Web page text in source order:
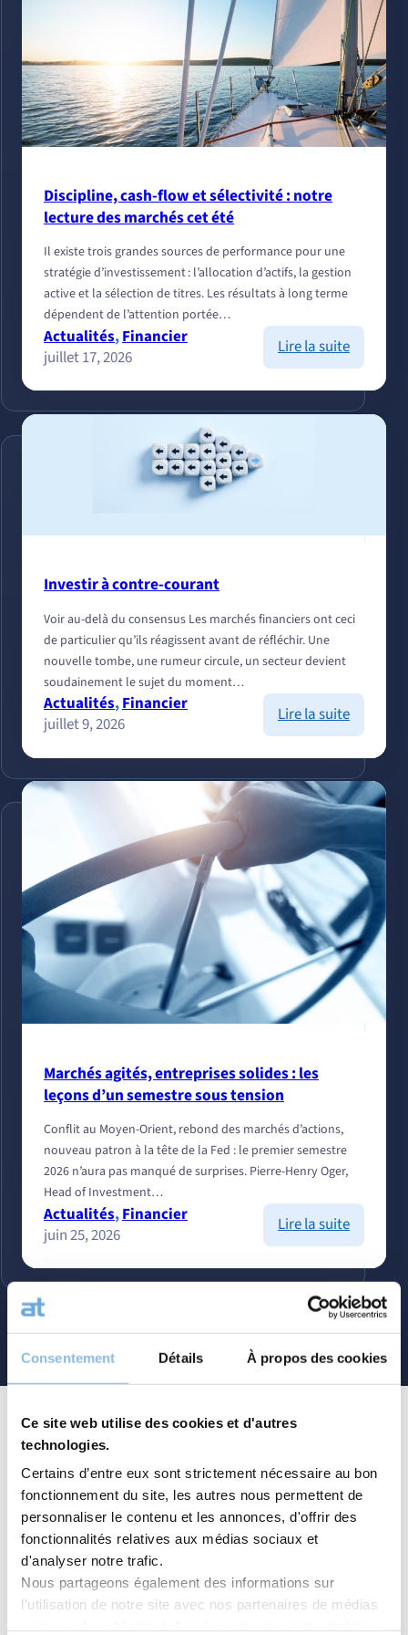
Consentement Détails À propos des cookies
Ce site web utilise des cookies et d'autres
technologies.
Certains d’entre eux sont strictement nécessaire au bon
fonctionnement du site, les autres nous permettent de
personnaliser le contenu et les annonces, d'offrir des
fonctionnalités relatives aux médias sociaux et
d'analyser notre trafic.
Nous partageons également des informations sur
l'utilisation de notre site avec nos partenaires de médias
Discipline, cash-flow et sélectivité : notre
lecture des marchés cet été
Il existe trois grandes sources de performance pour une
stratégie d’investissement : l’allocation d’actifs, la gestion
active et la sélection de titres. Les résultats à long terme
dépendent de l’attention portée…
Actualités, Financier
juillet 17, 2026
Lire la suite:
cash-
flow
des
Investir à contre-courant
Voir au-delà du consensus Les marchés financiers ont ceci
de particulier qu’ils réagissent avant de réfléchir. Une
nouvelle tombe, une rumeur circule, un secteur devient
soudainement le sujet du moment…
Actualités, Financier
juillet 9, 2026
Lire la suite:
Investir
à
contre-
courant
Marchés agités, entreprises solides : les
leçons d’un semestre sous tension
Conflit au Moyen-Orient, rebond des marchés d’actions,
nouveau patron à la tête de la Fed : le premier semestre
2026 n’aura pas manqué de surprises. Pierre-Henry Oger,
Head of Investment…
Actualités, Financier
juin 25, 2026
Lire la suite:
Marchés
agités,
solides
:
les
leçons
d’un
Accéder aux
Notre expertise
fondée sur les relations humaines
Notre métier commence par l’écoute. Comprendre
votre parcours et vos ambitions, c’est la base de chaque
décision que nous prenons.
Forts d’un savoir-faire reconnu, nous investissons dans